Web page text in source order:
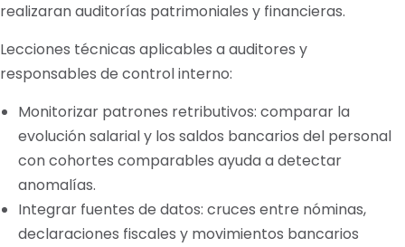
realizaran auditorías patrimoniales y financieras.
Lecciones técnicas aplicables a auditores y
responsables de control interno:
Monitorizar patrones retributivos: comparar la
evolución salarial y los saldos bancarios del personal
con cohortes comparables ayuda a detectar
anomalías.
Integrar fuentes de datos: cruces entre nóminas,
declaraciones fiscales y movimientos bancarios